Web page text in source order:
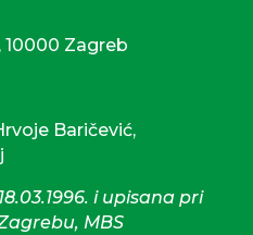
10000 Zagreb
Baričević,
i upisana pri
MBS